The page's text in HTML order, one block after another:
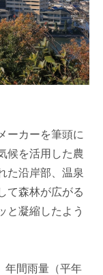
ーカーを筆頭に
候を活用した農
た沿岸部、温泉
て森林が広がる
と凝縮したよう
年間雨量（平年